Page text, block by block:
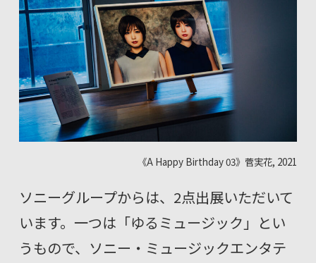
《A Happy Birthday 03》菅実花, 2021
ソニーグループからは、2点出展いただいて
います。一つは「ゆるミュージック」とい
うもので、ソニー・ミュージックエンタテ